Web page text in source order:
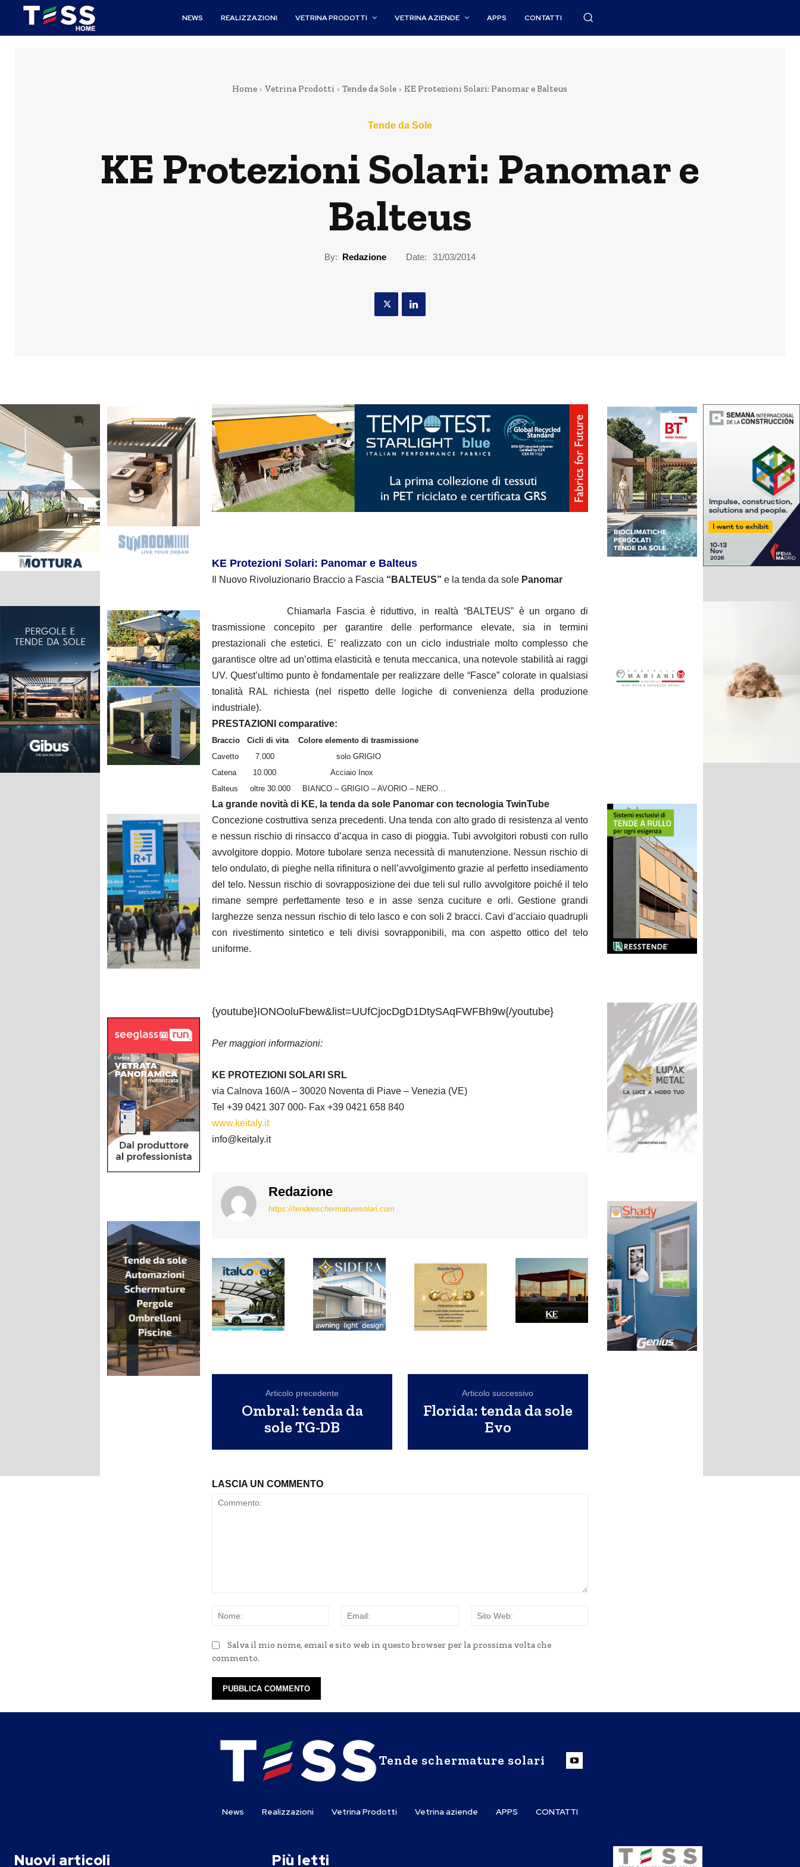
NEWS REALIZZAZIONI VETRINA PRODOTTI VETRINA AZIENDE APPS CONTATTI
Home Vetrina Prodotti Tende da Sole KE Protezioni Solari: Panomar e Balteus
Tende da Sole
KE Protezioni Solari: Panomar e
Balteus
By: Redazione Date: 31/03/2014
KE Protezioni Solari: Panomar e Balteus
Il Nuovo Rivoluzionario Braccio a Fascia “BALTEUS” e la tenda da sole Panomar
Chiamarla Fascia è riduttivo, in realtà “BALTEUS” è un organo di
trasmissione concepito per garantire delle performance elevate, sia in termini
prestazionali che estetici. E’ realizzato con un ciclo industriale molto complesso che
garantisce oltre ad un’ottima elasticità e tenuta meccanica, una notevole stabilità ai raggi
UV. Quest’ultimo punto è fondamentale per realizzare delle “Fasce” colorate in qualsiasi
tonalità RAL richiesta (nel rispetto delle logiche di convenienza della produzione
industriale).
PRESTAZIONI comparative:
Braccio Cicli di vita Colore elemento di trasmissione
Cavetto 7.000 solo GRIGIO
Catena 10.000 Acciaio Inox
Balteus oltre 30.000 BIANCO – GRIGIO – AVORIO – NERO…
La grande novità di KE, la tenda da sole Panomar con tecnologia TwinTube
Concezione costruttiva senza precedenti. Una tenda con alto grado di resistenza al vento
e nessun rischio di rinsacco d’acqua in caso di pioggia. Tubi avvolgitori robusti con rullo
avvolgitore doppio. Motore tubolare senza necessità di manutenzione. Nessun rischio di
telo ondulato, di pieghe nella rifinitura o nell’avvolgimento grazie al perfetto insediamento
del telo. Nessun rischio di sovrapposizione dei due teli sul rullo avvolgitore poiché il telo
rimane sempre perfettamente teso e in asse senza cuciture e orli. Gestione grandi
larghezze senza nessun rischio di telo lasco e con soli 2 bracci. Cavi d’acciaio quadrupli
con rivestimento sintetico e teli divisi sovrapponibili, ma con aspetto ottico del telo
uniforme.
{youtube}IONOoluFbew&list=UUfCjocDgD1DtySAqFWFBh9w{/youtube}
Per maggiori informazioni:
KE PROTEZIONI SOLARI SRL
via Calnova 160/A – 30020 Noventa di Piave – Venezia (VE)
Tel +39 0421 307 000- Fax +39 0421 658 840
www.keitaly.it
info@keitaly.it
Redazione
https://tendeeschermaturesolari.com
Articolo precedente
Ombral: tenda da
sole TG-DB
Articolo successivo
Florida: tenda da sole
Evo
LASCIA UN COMMENTO
Nome:
Email:
Salva il mio nome, email e sito web in questo browser per la prossima volta che
commento.
Tende schermature solari
News Realizzazioni Vetrina Prodotti Vetrina aziende APPS CONTATTI
Nuovi articoli Più letti